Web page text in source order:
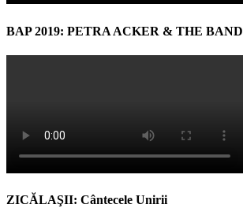
BAP 2019: PETRA ACKER & THE BAND
ZICĂLAŞII: Cântecele Unirii